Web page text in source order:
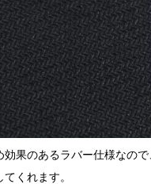
効果のあるラバー仕様なの
くれます。